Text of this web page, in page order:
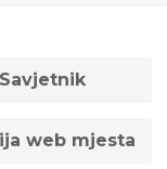
Savjetnik
web mjesta